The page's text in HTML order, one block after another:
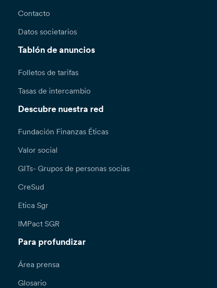
Contacto
Datos societarios
Tablón de anuncios
Folletos de tarifas
Tasas de intercambio
Descubre nuestra red
Fundación Finanzas Éticas
Valor social
GITs- Grupos de personas socias
CreSud
Etica Sgr
IMPact SGR
Para profundizar
Área prensa
Glosario